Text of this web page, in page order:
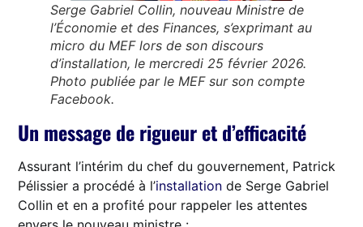
Serge Gabriel Collin, nouveau Ministre de
l’Économie et des Finances, s’exprimant au
micro du MEF lors de son discours
d’installation, le mercredi 25 février 2026.
Photo publiée par le MEF sur son compte
Facebook.
Un message de rigueur et d’efficacité
Assurant l’intérim du chef du gouvernement, Patrick
Pélissier a procédé à l’installation de Serge Gabriel
Collin et en a profité pour rappeler les attentes